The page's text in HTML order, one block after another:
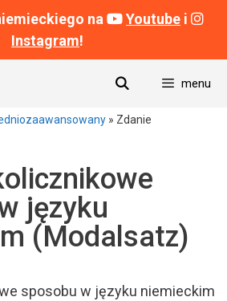
na Youtube i
Instagram!
menu
» Zdanie
języku
(Modalsatz)
sposobu w języku niemieckim